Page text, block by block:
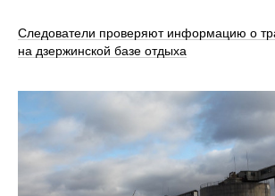
Следователи проверяют информацию о
на дзержинской базе отдыха